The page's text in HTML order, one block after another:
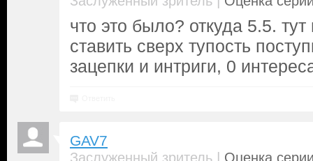
что это было? откуда 5.5.
ставить сверх тупость
зацепки и интриги, 0
GAV7
Заслуженный зритель | Оценка